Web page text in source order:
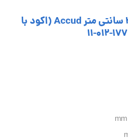
کولیس عمق سنج 30 سانتی متر Accud (اکود با